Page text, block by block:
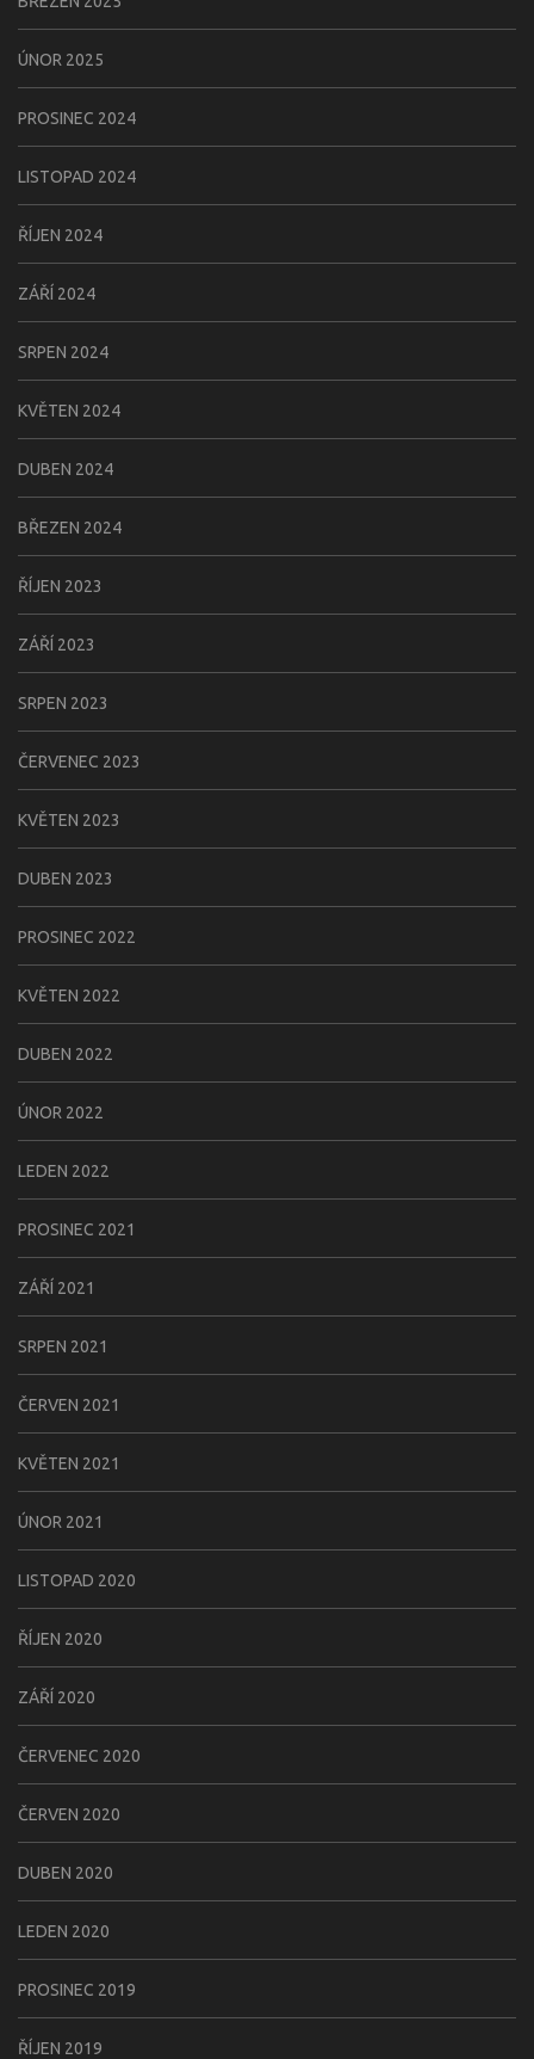
ÚNOR 2025
PROSINEC 2024
LISTOPAD 2024
ŘÍJEN 2024
ZÁŘÍ 2024
SRPEN 2024
KVĚTEN 2024
DUBEN 2024
BŘEZEN 2024
ŘÍJEN 2023
ZÁŘÍ 2023
SRPEN 2023
ČERVENEC 2023
KVĚTEN 2023
DUBEN 2023
PROSINEC 2022
KVĚTEN 2022
DUBEN 2022
ÚNOR 2022
LEDEN 2022
PROSINEC 2021
ZÁŘÍ 2021
SRPEN 2021
ČERVEN 2021
KVĚTEN 2021
ÚNOR 2021
LISTOPAD 2020
ŘÍJEN 2020
ZÁŘÍ 2020
ČERVENEC 2020
ČERVEN 2020
DUBEN 2020
LEDEN 2020
PROSINEC 2019
ŘÍJEN 2019